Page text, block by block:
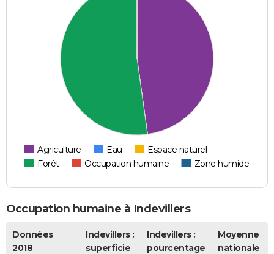
Agriculture Eau
Espace naturel
Forêt
Occupation humaine Zone humide
Occupation humaine à Indevillers
Données
2018
Indevillers :
superficie
Indevillers :
pourcentage
Moyenne
nationale